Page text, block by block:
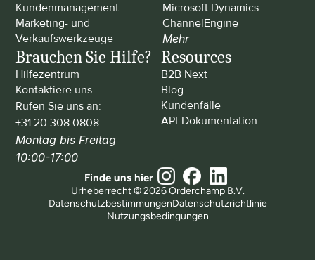
Kundenmanagement
Marketing- und
Verkaufswerkzeuge
Microsoft Dynamics
ChannelEngine
Mehr
Brauchen Sie Hilfe?
Hilfezentrum
Kontaktiere uns
Rufen Sie uns an:
+31 20 308 0808
Montag bis Freitag
10:00-17:00
Resources
B2B Next
Blog
Kundenfälle
API-Dokumentation
Urheberrecht © 2026 Orderchamp B.V.
Nutzungsbedingungen
DatenschutzbestimmungenDatenschutzrichtlinie
Finde uns hier